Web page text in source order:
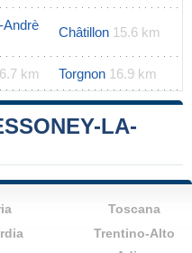
Andrè
Châtillon 15.6 km
km Torgnon 16.9 km
LA-
Toscana
Trentino-Alto